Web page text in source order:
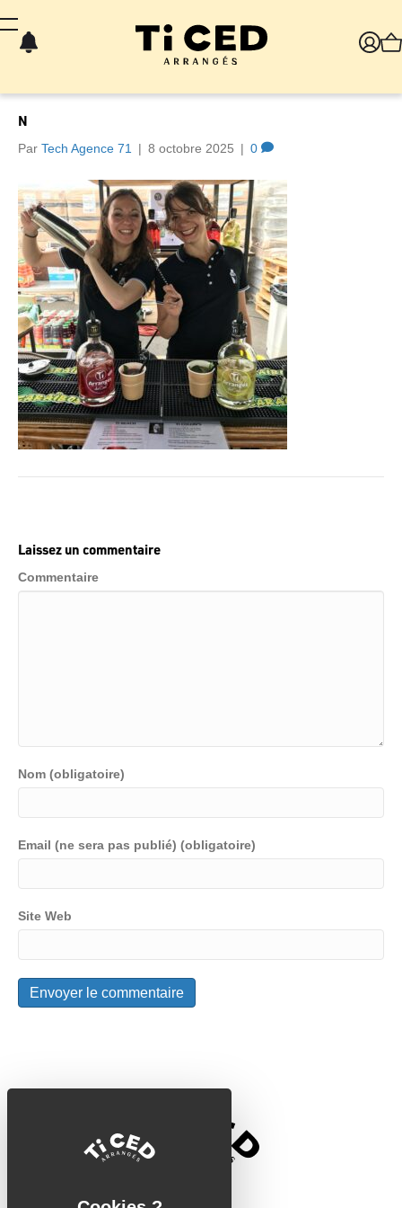
N
Par Tech Agence 71 | 8 octobre 2025 | 0
Laissez un commentaire
Commentaire
Nom (obligatoire)
Email (ne sera pas publié) (obligatoire)
Site Web